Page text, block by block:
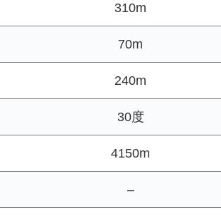
310m
70m
240m
30度
4150m
–